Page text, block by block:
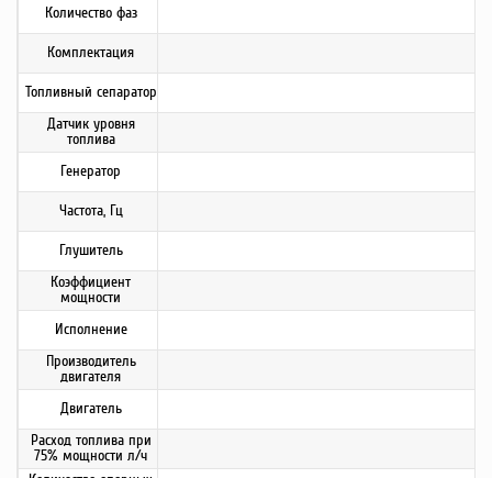
Количество фаз
Комплектация
Топливный сепаратор
Датчик уровня
топлива
Генератор
Частота, Гц
Глушитель
Коэффициент
мощности
Исполнение
Производитель
двигателя
Двигатель
Расход топлива при
75% мощности л/ч